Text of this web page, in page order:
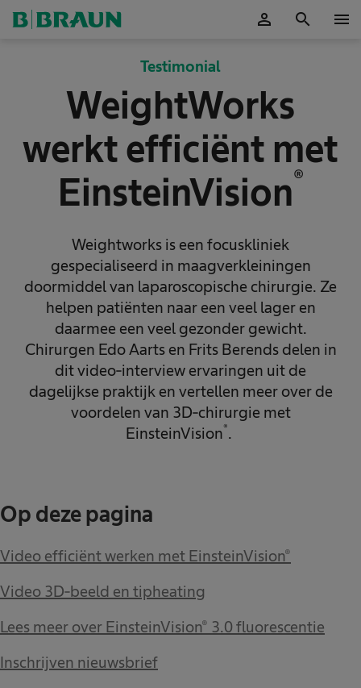
person search menu
Testimonial
WeightWorks
werkt efficiënt met
EinsteinVision®
Weightworks is een focuskliniek
gespecialiseerd in maagverkleiningen
doormiddel van laparoscopische chirurgie. Ze
helpen patiënten naar een veel lager en
daarmee een veel gezonder gewicht.
Chirurgen Edo Aarts en Frits Berends delen in
dit video-interview ervaringen uit de
dagelijkse praktijk en vertellen meer over de
voordelen van 3D-chirurgie met
EinsteinVision®.
Op deze pagina
Video efficiënt werken met EinsteinVision®
Video 3D-beeld en tipheating
Lees meer over EinsteinVision® 3.0 fluorescentie
Inschrijven nieuwsbrief